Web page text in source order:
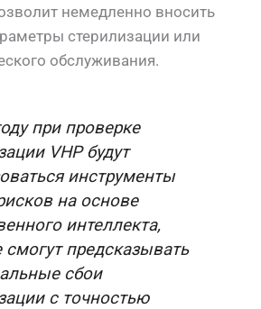
немедленно вносить
стерилизации или
обслуживания.
при проверке
VHP будут
инструменты
на основе
интеллекта,
смогут предсказывать
сбои
с точностью